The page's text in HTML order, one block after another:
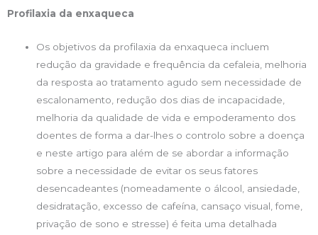
Profilaxia da enxaqueca
Os objetivos da profilaxia da enxaqueca incluem
redução da gravidade e frequência da cefaleia, melhoria
da resposta ao tratamento agudo sem necessidade de
escalonamento, redução dos dias de incapacidade,
melhoria da qualidade de vida e empoderamento dos
doentes de forma a dar-lhes o controlo sobre a doença
e neste artigo para além de se abordar a informação
sobre a necessidade de evitar os seus fatores
desencadeantes (nomeadamente o álcool, ansiedade,
desidratação, excesso de cafeína, cansaço visual, fome,
privação de sono e stresse) é feita uma detalhada